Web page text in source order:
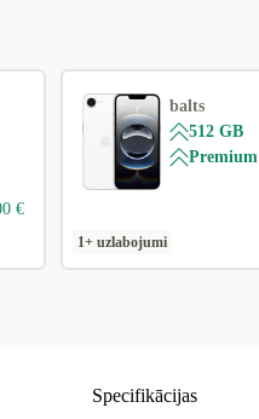
€
balts
512 GB
Premium
1+ uzlabojumi
Specifikācijas